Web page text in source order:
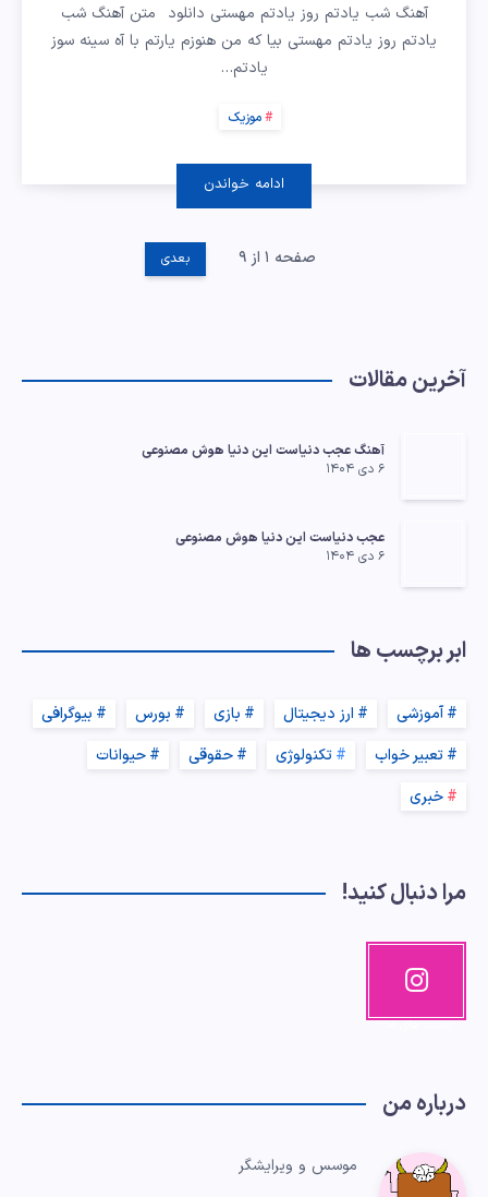
یادتم
آهنگ شب یادتم روز یادتم مهستی دانلود متن آهنگ شب
یادتم روز یادتم مهستی بیا که من هنوزم یارتم با آه سینه سوز
یادتم…
موزیک
ادامه خواندن
صفحه ۱ از ۹ بعدی
آخرین مقالات
آهنگ عجب دنیاست این دنیا هوش مصنوعی
۶ دی ۱۴۰۴
عجب دنیاست این دنیا هوش مصنوعی
۶ دی ۱۴۰۴
ابر برچسب ها
آموزشی ارز دیجیتال بازی بورس
بیوگرافی
تعبیر خواب
تکنولوژی حقوقی
حیوانات
خبری
مرا دنبال کنید!
اینستاگرا
م
پست های ما!
درباره من
موسس و ویرایشگر